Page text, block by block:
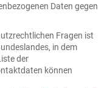
Daten gegen
Fragen ist
in dem
der
können